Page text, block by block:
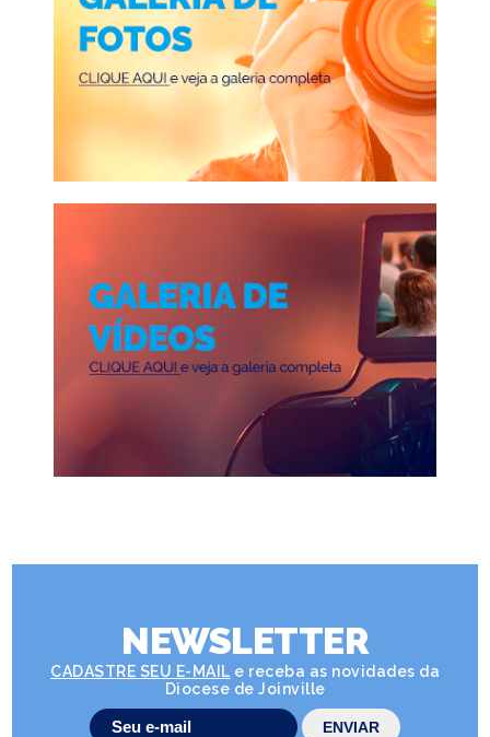
NEWSLETTER
CADASTRE SEU E-MAIL e receba as novidades da
Diocese de Joinville